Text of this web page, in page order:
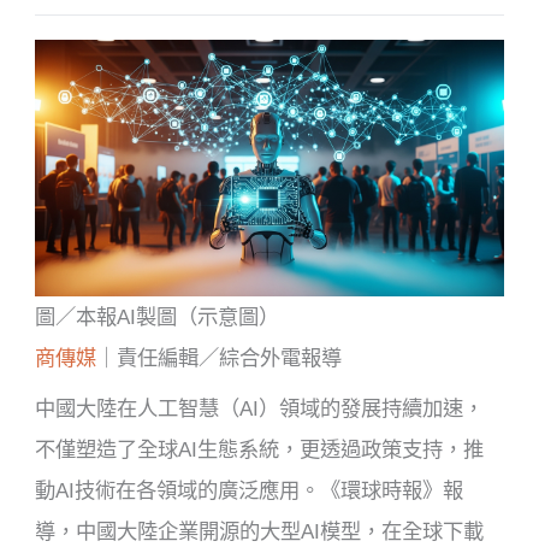
圖／本報AI製圖（示意圖）
商傳媒 ｜責任編輯／綜合外電報導
中國大陸在人工智慧（AI）領域的發展持續加速，
不僅塑造了全球AI生態系統，更透過政策支持，推
動AI技術在各領域的廣泛應用。《環球時報》報
導，中國大陸企業開源的大型AI模型，在全球下載